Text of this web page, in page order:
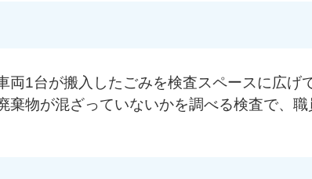
両1台が搬入したごみを検査スペースに広げ
棄物が混ざっていないかを調べる検査で、